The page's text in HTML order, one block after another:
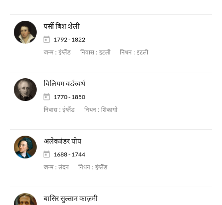
पर्सी बिश शेली
1792 - 1822
जन्म : इंग्लैंड निवास : इटली निधन : इटली
विलियम वर्डस्वर्थ
1770 - 1850
निवास : इंग्लैंड निधन : शिकागो
अलेक्जंडर पोप
1688 - 1744
जन्म : लंदन निधन : इंग्लैंड
बासिर सुल्तान काज़मी